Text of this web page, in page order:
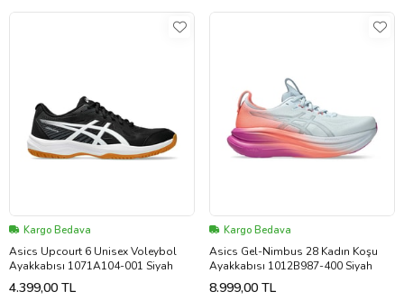
Kargo Bedava
Asics Upcourt 6 Unisex Voleybol
Ayakkabısı 1071A104-001 Siyah
4.399,00 TL
Kargo Bedava
Asics Gel-Nimbus 28 Kadın Koşu
Ayakkabısı 1012B987-400 Siyah
8.999,00 TL